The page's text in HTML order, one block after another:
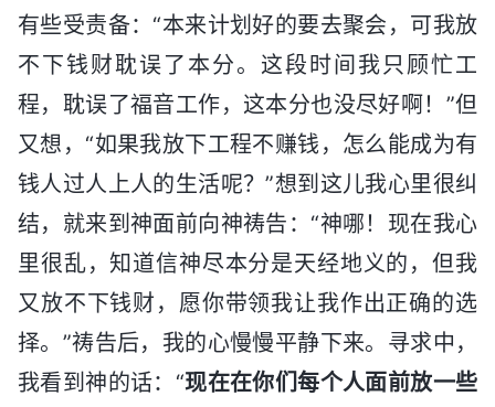
有些受责备：“本来计划好的要去聚会，可我放
不下钱财耽误了本分。这段时间我只顾忙工
程，耽误了福音工作，这本分也没尽好啊！”但
又想，“如果我放下工程不赚钱，怎么能成为有
钱人过人上人的生活呢？”想到这儿我心里很纠
结，就来到神面前向神祷告：“神哪！现在我心
里很乱，知道信神尽本分是天经地义的，但我
又放不下钱财，愿你带领我让我作出正确的选
择。”祷告后，我的心慢慢平静下来。寻求中，
我看到神的话：“现在在你们每个人面前放一些